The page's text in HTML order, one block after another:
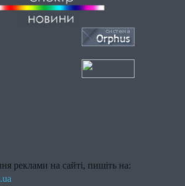
реклами на сайті, пишіть на: